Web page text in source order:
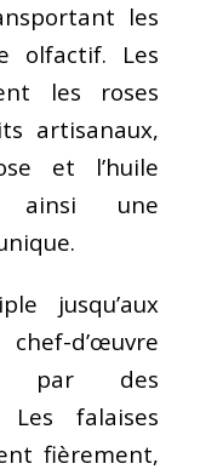
les
olfactif. Les
les roses
artisanaux,
et l’huile
ainsi une
jusqu’aux
d’œuvre
par des
Les falaises
fièrement,